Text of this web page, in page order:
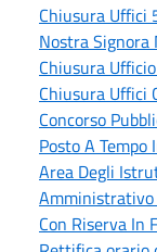
Chiusura Uffici
Nostra Signora
Chiusura
Chiusura Uffici
Concorso
Posto A
Area Degli
Con Riserva In